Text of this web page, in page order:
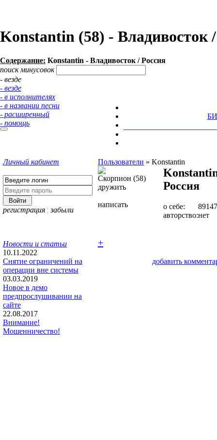
Konstantin (58) - Владивосток
Содержание: Konstantin - Владивосток / Россия
поиск минусовок
- везде
- везде
- в исполнителях
- в названии песни
- расширенный
- помощь
Личный кабинет
регистрация ¦ забыли
Новости и статьи
10.11.2022
Снятие ограничений на
операции вне системы
03.03.2019
Новое в демо
предпрослушивании на
сайте
22.08.2017
Внимание!
Мошенничество!
Пользователи » Konstantin
Скорпион (58)
дружить
написать
Россия
о себе:
авторство:нет
+
добавить